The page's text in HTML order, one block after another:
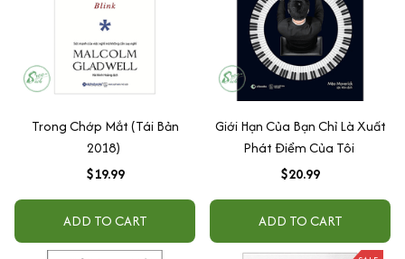
Trong Chớp Mắt (Tái Bản
2018)
$19.99
ADD TO CART
Giới Hạn Của Bạn Chỉ Là Xuất
Phát Điểm Của Tôi
$20.99
ADD TO CART